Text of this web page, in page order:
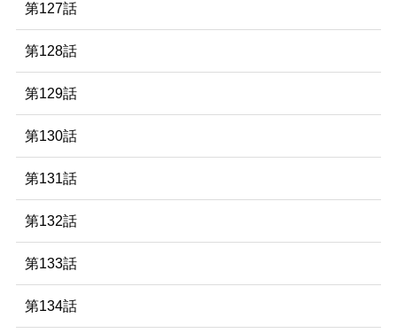
第127話
第128話
第129話
第130話
第131話
第132話
第133話
第134話